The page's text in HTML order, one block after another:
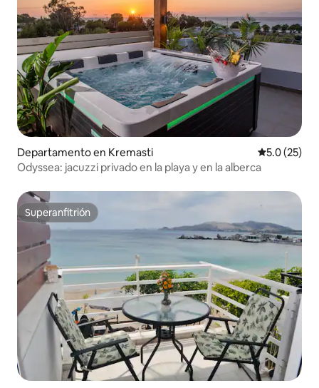
Departamento en Kremasti Calificación
5.0 (25)
Odyssea: jacuzzi privado en la playa y en la alberca
Superanfitrión
Superanfitrión